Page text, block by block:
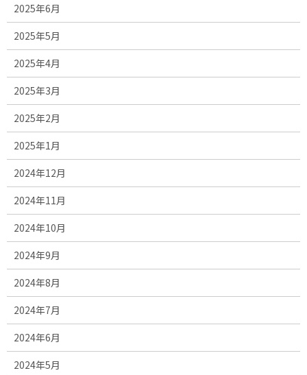
2025年6月
2025年5月
2025年4月
2025年3月
2025年2月
2025年1月
2024年12月
2024年11月
2024年10月
2024年9月
2024年8月
2024年7月
2024年6月
2024年5月